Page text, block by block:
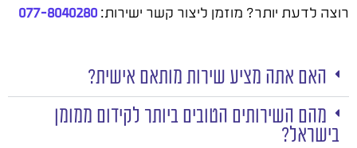
רוצה לדעת יותר? מוזמן ליצור קשר ישירות:077-8040280
האם אתה מציע שירות מותאם אישית?
מהם השירותים הטובים ביותר לקידום ממומן
בישראל?